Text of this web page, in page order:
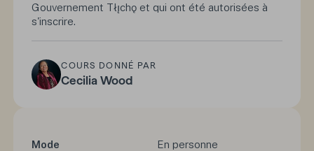
Gouvernement Tłı̨chǫ et qui ont été autorisées à
s'inscrire.
COURS DONNÉ PAR
Cecilia Wood
Mode
En personne